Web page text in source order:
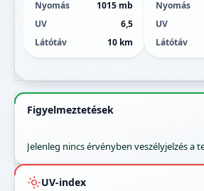
Nyomás
1015 mb
UV
6,5
Látótáv
10 km
Nyomás
UV
Látótáv
Figyelmeztetések
Jelenleg nincs érvényben veszélyjelzés a
UV-index